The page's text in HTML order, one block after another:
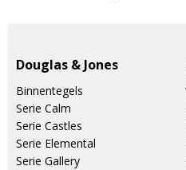
Douglas & Jones
Binnentegels
Serie Calm
Serie Castles
Serie Elemental
Serie Gallery